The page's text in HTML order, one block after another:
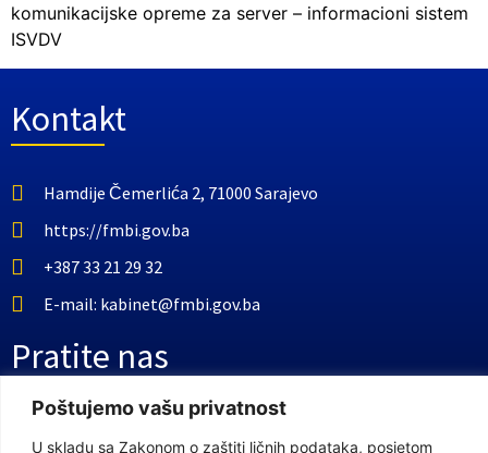
Poštujemo vašu privatnost
U skladu sa Zakonom o zaštiti ličnih podataka, posjetom
komunikacijske opreme za server – informacioni sistem
ISVDV
Kontakt
Hamdije Čemerlića 2, 71000 Sarajevo
https://fmbi.gov.ba
+387 33 21 29 32
E-mail: kabinet@fmbi.gov.ba
Pratite nas